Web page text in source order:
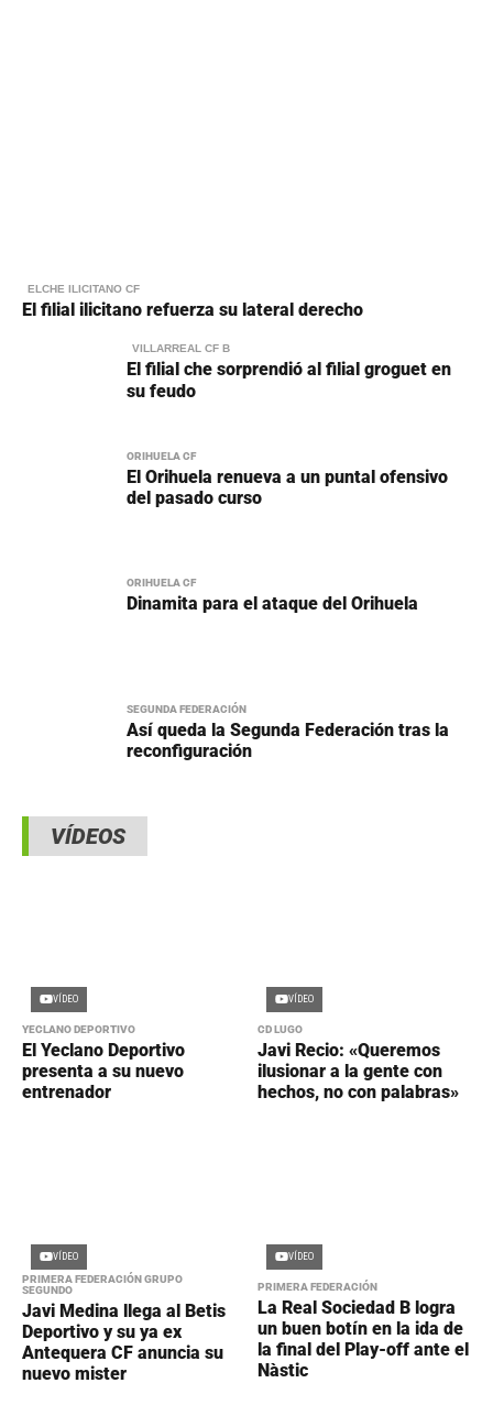
ELCHE ILICITANO CF
El filial ilicitano refuerza su lateral derecho
VILLARREAL CF B
El filial che sorprendió al filial groguet en
su feudo
ORIHUELA CF
El Orihuela renueva a un puntal ofensivo
del pasado curso
ORIHUELA CF
Dinamita para el ataque del Orihuela
SEGUNDA FEDERACIÓN
Así queda la Segunda Federación tras la
reconfiguración
VÍDEOS
VÍDEO
YECLANO DEPORTIVO
El Yeclano Deportivo
presenta a su nuevo
entrenador
VÍDEO
CD LUGO
Javi Recio: «Queremos
ilusionar a la gente con
hechos, no con palabras»
VÍDEO
PRIMERA FEDERACIÓN GRUPO
SEGUNDO
Javi Medina llega al Betis
Deportivo y su ya ex
Antequera CF anuncia su
nuevo mister
VÍDEO
PRIMERA FEDERACIÓN
La Real Sociedad B logra
un buen botín en la ida de
la final del Play-off ante el
Nàstic